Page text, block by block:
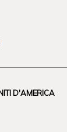
D'AMERICA